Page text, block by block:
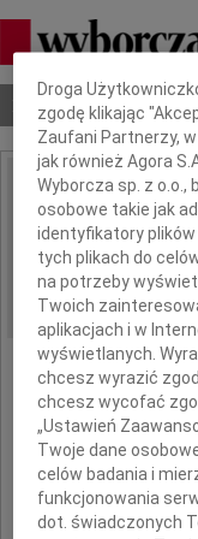
Nekrologi Odeszli
IMIĘ I NAZWISKO:
REGION:
DATA EMISJI:
Dbamy o Twoją
Droga
zgodę klikając
Zaufani Partnerzy,
jak również Agora
Wyborcza sp. z
osobowe takie jak
identyfikatory
tych plikach do
na potrzeby
Twoich
aplikacjach i w
wyświetlanych.
chcesz wyrazić
chcesz wycofać
„Ustawień
Twoje dane
celów badania i
funkcjonowania
dot. świadczonych